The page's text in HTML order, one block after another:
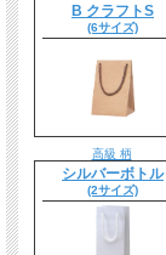
B クラフトS
(6サイズ)
高級 柄
シルバーボトル
(2サイズ)